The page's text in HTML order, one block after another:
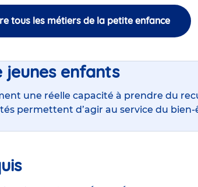
tous les métiers de la petite enfance
jeunes enfants
une réelle capacité à prendre du
permettent d’agir au service du